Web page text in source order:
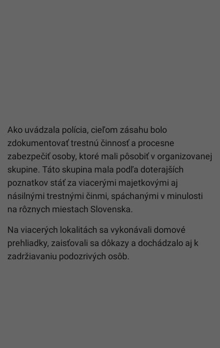
Ako uvádzala polícia, cieľom zásahu bolo
zdokumentovať trestnú činnosť a procesne
zabezpečiť osoby, ktoré mali pôsobiť v organizovanej
skupine. Táto skupina mala podľa doterajších
poznatkov stáť za viacerými majetkovými aj
násilnými trestnými činmi, spáchanými v minulosti
na rôznych miestach Slovenska.
Na viacerých lokalitách sa vykonávali domové
prehliadky, zaisťovali sa dôkazy a dochádzalo aj k
zadržiavaniu podozrivých osôb.